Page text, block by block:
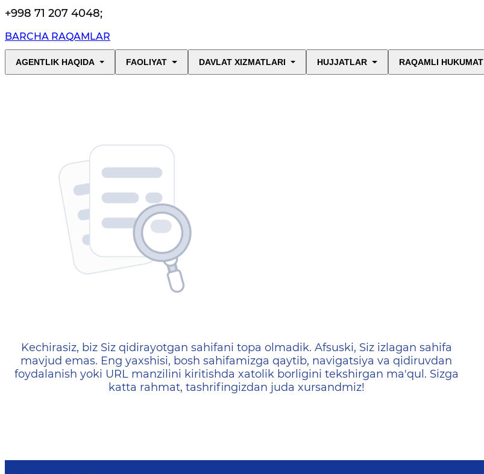
+998 71 207 4048;
BARCHA RAQAMLAR
AGENTLIK HAQIDA FAOLIYAT DAVLAT XIZMATLARI HUJJATLAR RAQAMLI HUKUMAT
404 — Страница не найдена
Kechirasiz, biz Siz qidirayotgan sahifani topa olmadik. Afsuski, Siz izlagan sahifa
mavjud emas. Eng yaxshisi, bosh sahifamizga qaytib, navigatsiya va qidiruvdan
foydalanish yoki URL manzilini kiritishda xatolik borligini tekshirgan ma'qul. Sizga
katta rahmat, tashrifingizdan juda xursandmiz!